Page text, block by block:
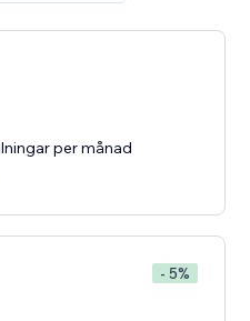
per månad
- 5%